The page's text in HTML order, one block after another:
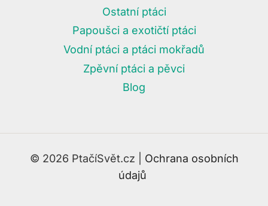
Ostatní ptáci
Papoušci a exotičtí ptáci
Vodní ptáci a ptáci mokřadů
Zpěvní ptáci a pěvci
Blog
© 2026 PtačíSvět.cz | Ochrana osobních
údajů